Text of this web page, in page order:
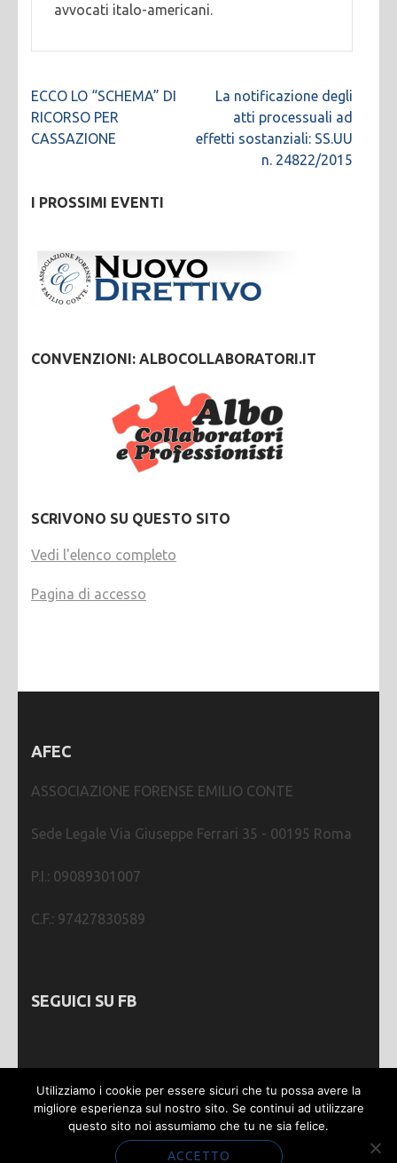
avvocati italo-americani.
Navigazione
articoli
ECCO LO “SCHEMA” DI
RICORSO PER
CASSAZIONE
La notificazione degli
atti processuali ad
effetti sostanziali: SS.UU
n. 24822/2015
I PROSSIMI EVENTI
CONVENZIONI: ALBOCOLLABORATORI.IT
SCRIVONO SU QUESTO SITO
Vedi l'elenco completo
Pagina di accesso
AFEC
ASSOCIAZIONE FORENSE EMILIO CONTE
Sede Legale Via Giuseppe Ferrari 35 - 00195 Roma
P.I.: 09089301007
C.F.: 97427830589
SEGUICI SU FB
Webmastering bySGWEB | Metro Magazine |
Sviluppato da
Rara Theme. Powered by
Utilizziamo i cookie per essere sicuri che tu possa avere la
migliore esperienza sul nostro sito. Se continui ad utilizzare
questo sito noi assumiamo che tu ne sia felice.
ACCETTO